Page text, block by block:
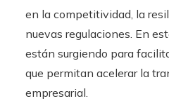
en la competitividad, la
nuevas regulaciones. En
están surgiendo para
que permitan acelerar la
empresarial.